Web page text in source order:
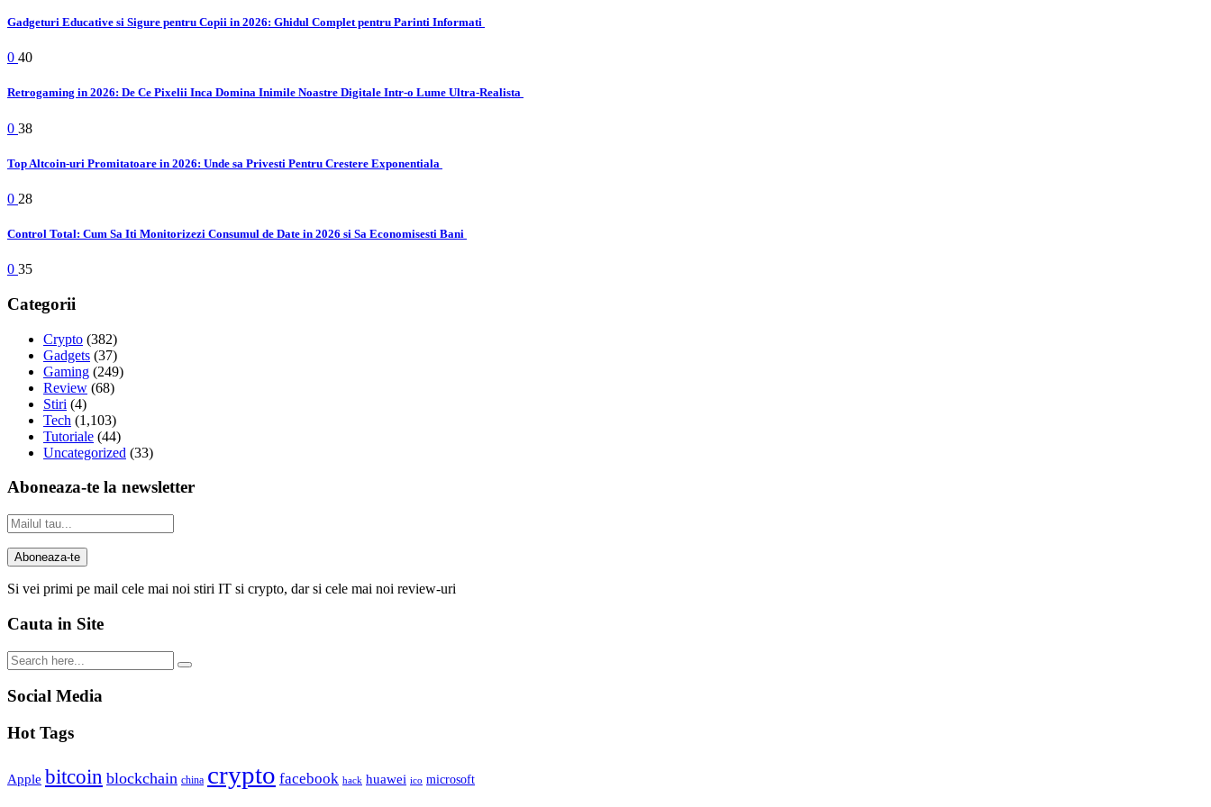
Gadgeturi Educative si Sigure pentru Copii in 2026: Ghidul Complet pentru Parinti Informati
0 40
Retrogaming in 2026: De Ce Pixelii Inca Domina Inimile Noastre Digitale Intr-o Lume Ultra-Realista
0 38
Top Altcoin-uri Promitatoare in 2026: Unde sa Privesti Pentru Crestere Exponentiala
0 28
Control Total: Cum Sa Iti Monitorizezi Consumul de Date in 2026 si Sa Economisesti Bani
0 35
Categorii
Crypto (382)
Gadgets (37)
Gaming (249)
Review (68)
Stiri (4)
Tech (1,103)
Tutoriale (44)
Uncategorized (33)
Aboneaza-te la newsletter
Si vei primi pe mail cele mai noi stiri IT si crypto, dar si cele mai noi review-uri
Cauta in Site
Social Media
Hot Tags
Apple bitcoin blockchain china crypto facebook hack huawei ico microsoft